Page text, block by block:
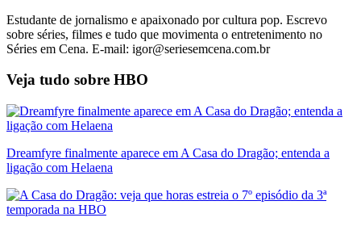
Estudante de jornalismo e apaixonado por cultura pop. Escrevo
sobre séries, filmes e tudo que movimenta o entretenimento no
Séries em Cena. E-mail: igor@seriesemcena.com.br
Veja tudo sobre HBO
Dreamfyre finalmente aparece em A Casa do Dragão; entenda a
ligação com Helaena